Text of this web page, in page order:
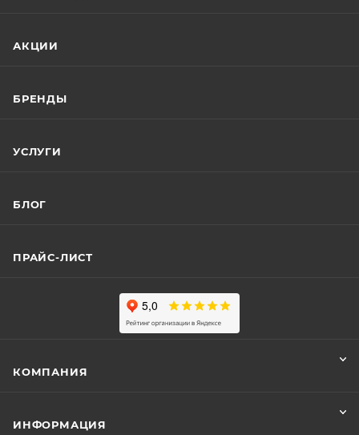
АКЦИИ
БРЕНДЫ
УСЛУГИ
БЛОГ
ПРАЙС-ЛИСТ
КОМПАНИЯ
ИНФОРМАЦИЯ